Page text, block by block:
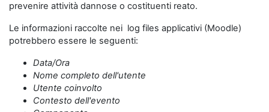
prevenire attività dannose o costituenti reato.
Le informazioni raccolte nei log files applicativi (Moodle)
potrebbero essere le seguenti:
Data/Ora
Nome completo dell'utente
Utente coinvolto
Contesto dell'evento